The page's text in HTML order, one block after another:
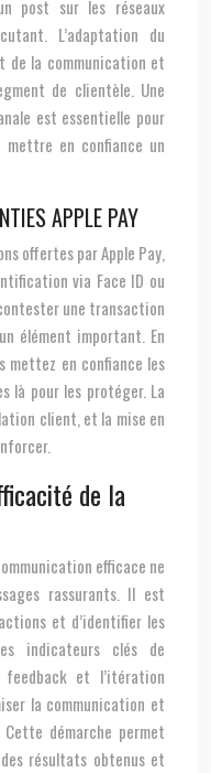
post sur les réseaux
L’adaptation du
de la communication et
de clientèle. Une
est essentielle pour
mettre en confiance un
APPLE PAY
offertes par Apple Pay,
via Face ID ou
une transaction
élément important. En
mettez en confiance les
là pour les protéger. La
client, et la mise en
de la
efficace ne
rassurants. Il est
et d’identifier les
indicateurs clés de
et l’itération
la communication et
démarche permet
résultats obtenus et